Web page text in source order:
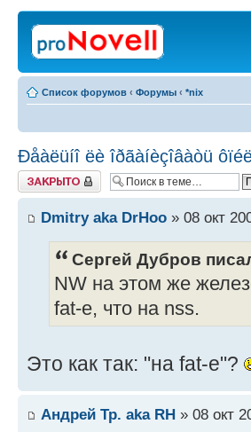
Список форумов ‹ Форумы ‹ *nix
Ðåàëüíî ëè îðãàíèçîâàòü
Закрыто
Dmitry aka DrHoo » 08 окт
Сергей Дубров
NW на этом же
fat-е, что на nss.
Это как так: "на fat-е"?
Андрей Тр. aka RH » 08 окт